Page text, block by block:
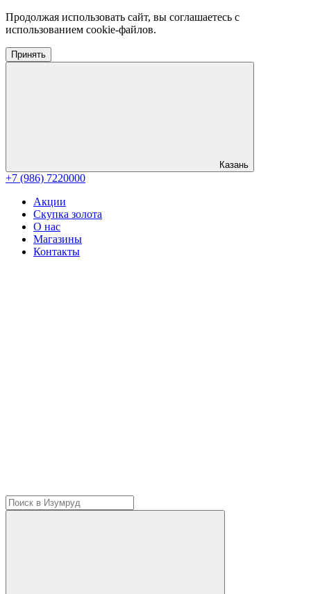
Продолжая использовать сайт, вы соглашаетесь с
использованием cookie-файлов.
Принять
Казань
+7 (986) 7220000
Акции
Скупка золота
О нас
Магазины
Контакты